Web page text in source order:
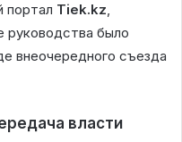
портал Tiek.kz,
руководства было
внеочередного съезда
власти